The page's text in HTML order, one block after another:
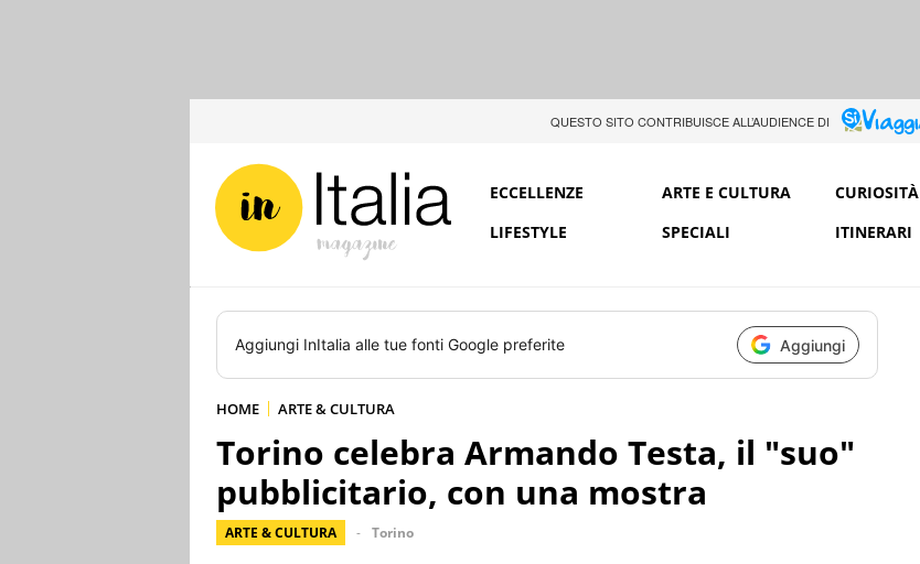
QUESTO SITO CONTRIBUISCE ALL’AUDIENCE DI
ECCELLENZE ARTE E CULTURA CURIOSITÀ
LIFESTYLE
SPECIALI ITINERARI
Aggiungi InItalia alle tue fonti Google preferite Aggiungi
HOME ARTE & CULTURA
Torino celebra Armando Testa, il "suo"
pubblicitario, con una mostra
ARTE & CULTURA Torino